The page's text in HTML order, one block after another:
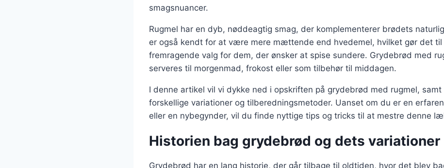
smagsnuancer.
Rugmel har en dyb, nøddeagtig smag, der komplementerer brødets
er også kendt for at være mere mættende end hvedemel, hvilket gør det til
fremragende valg for dem, der ønsker at spise sundere. Grydebrød med
serveres til morgenmad, frokost eller som tilbehør til middagen.
I denne artikel vil vi dykke ned i opskriften på grydebrød med rugmel, samt
forskellige variationer og tilberedningsmetoder. Uanset om du er en
eller en nybegynder, vil du finde nyttige tips og tricks til at mestre denne
Historien bag grydebrød og dets variationer
Grydebrød har en lang historie, der går tilbage til oldtiden, hvor det blev